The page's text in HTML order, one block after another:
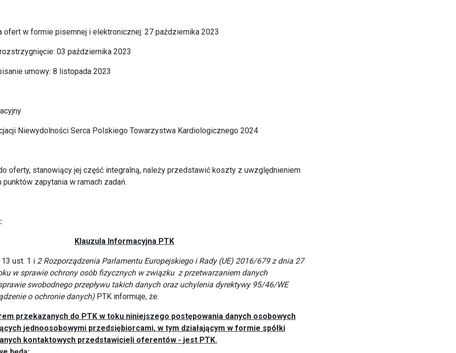
ofert w formie pisemnej i elektronicznej: 27 października 2023
03 października 2023
umowy: 8 listopada 2023
Niewydolności Serca Polskiego Towarzystwa Kardiologicznego 2024
oferty, stanowiący jej część integralną, należy przedstawić koszty z uwzględnieniem
zapytania w ramach zadań.
Klauzula Informacyjna PTK
ust. 1 i 2 Rozporządzenia Parlamentu Europejskiego i Rady (UE) 2016/679 z dnia 27
w sprawie ochrony osób fizycznych w związku z przetwarzaniem danych
swobodnego przepływu takich danych oraz uchylenia dyrektywy 95/46/WE
o ochronie danych) PTK informuje, że:
przekazanych do PTK w toku niniejszego postępowania danych osobowych
jednoosobowymi przedsiębiorcami, w tym działającym w formie spółki
kontaktowych przedstawicieli oferentów - jest PTK.